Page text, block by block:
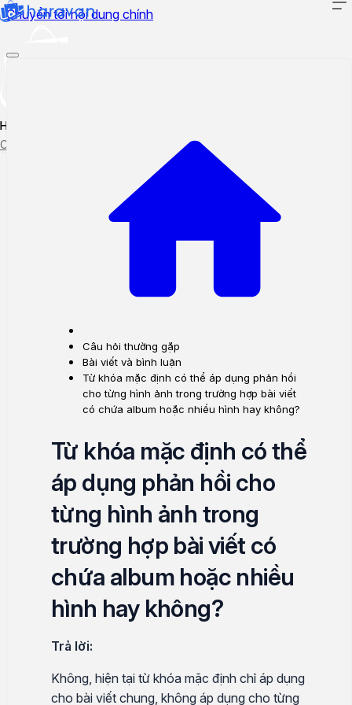
Chuyển tới nội dung chính
Hướng dẫn sử dụng
Cập nhật tính năng mới
Theo dõi ticket
Câu hỏi thường gặp
Bài viết và bình luận
Từ khóa mặc định có thể áp dụng phản hồi
cho từng hình ảnh trong trường hợp bài viết
có chứa album hoặc nhiều hình hay không?
Từ khóa mặc định có thể
áp dụng phản hồi cho
từng hình ảnh trong
trường hợp bài viết có
chứa album hoặc nhiều
hình hay không?
Trả lời:
Không, hiện tại từ khóa mặc định chỉ áp dụng
cho bài viết chung, không áp dụng cho từng